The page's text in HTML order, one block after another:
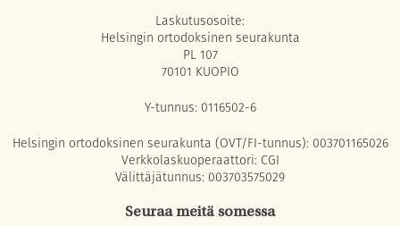
Laskutusosoite:
Helsingin ortodoksinen seurakunta
PL 107
70101 KUOPIO
Y-tunnus: 0116502-6
Helsingin ortodoksinen seurakunta (OVT/FI-tunnus): 003701165026
Verkkolaskuoperaattori: CGI
Välittäjätunnus: 003703575029
Seuraa meitä somessa